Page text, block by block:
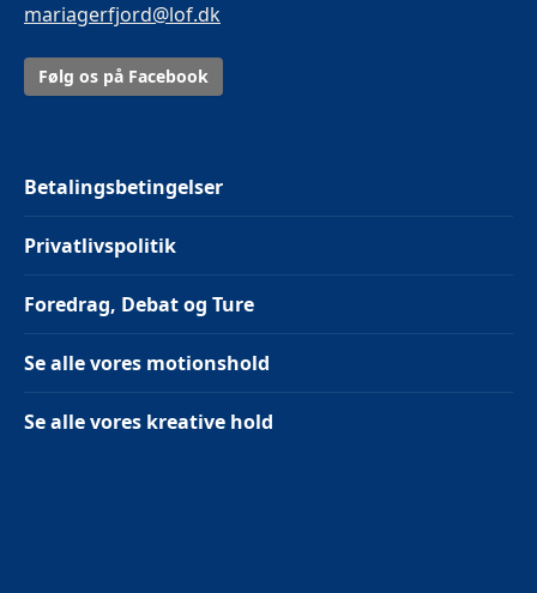
mariagerfjord@lof.dk
Følg os på Facebook
Betalingsbetingelser
Privatlivspolitik
Foredrag, Debat og Ture
Se alle vores motionshold
Se alle vores kreative hold